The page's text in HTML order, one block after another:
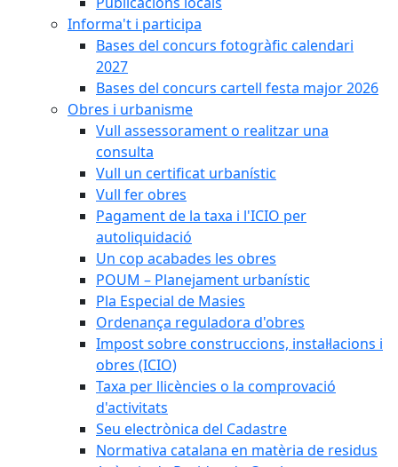
Informa't i participa
Bases del concurs fotogràfic calendari
2027
Bases del concurs cartell festa major 2026
Obres i urbanisme
Vull assessorament o realitzar una
consulta
Vull un certificat urbanístic
Vull fer obres
Pagament de la taxa i l'ICIO per
autoliquidació
Un cop acabades les obres
POUM – Planejament urbanístic
Pla Especial de Masies
Ordenança reguladora d'obres
Impost sobre construccions, instal·lacions i
obres (ICIO)
Taxa per llicències o la comprovació
d'activitats
Seu electrònica del Cadastre
Normativa catalana en matèria de residus